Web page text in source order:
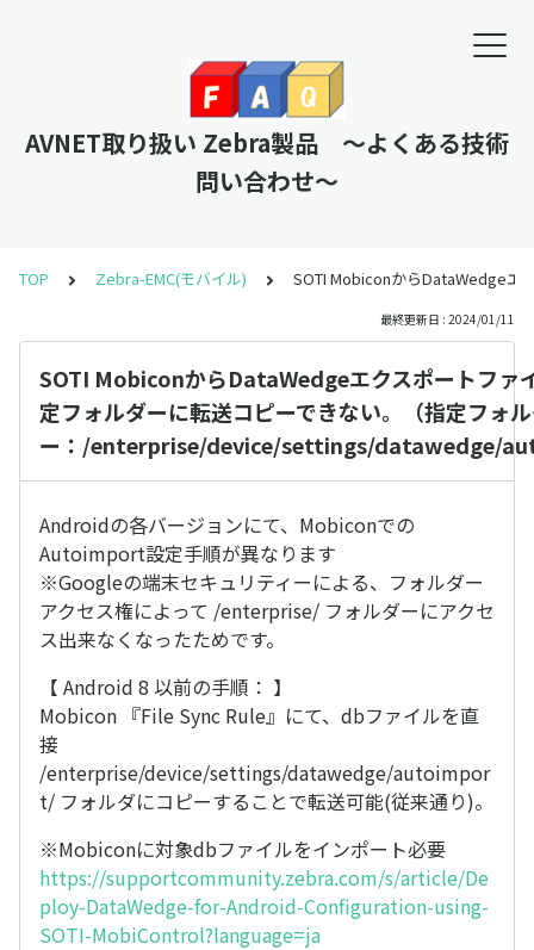
AVNET取り扱い Zebra製品 ～よくある技術
問い合わせ～
TOP Zebra-EMC(モバイル) SOTI MobiconからDataWedge
最終更新日 : 2024/01/11
SOTI MobiconからDataWedgeエクスポートファ
定フォルダーに転送コピーできない。（指定フォ
ー：/enterprise/device/settings/datawedge/
Androidの各バージョンにて、Mobiconでの
Autoimport設定手順が異なります
※Googleの端末セキュリティーによる、フォルダー
アクセス権によって /enterprise/ フォルダーにアクセ
ス出来なくなったためです。
【 Android 8 以前の手順： 】
Mobicon 『File Sync Rule』にて、dbファイルを直
接
/enterprise/device/settings/datawedge/autoimpor
t/ フォルダにコピーすることで転送可能(従来通り)。
※Mobiconに対象dbファイルをインポート必要
https://supportcommunity.zebra.com/s/article/De
ploy-DataWedge-for-Android-Configuration-using-
SOTI-MobiControl?language=ja